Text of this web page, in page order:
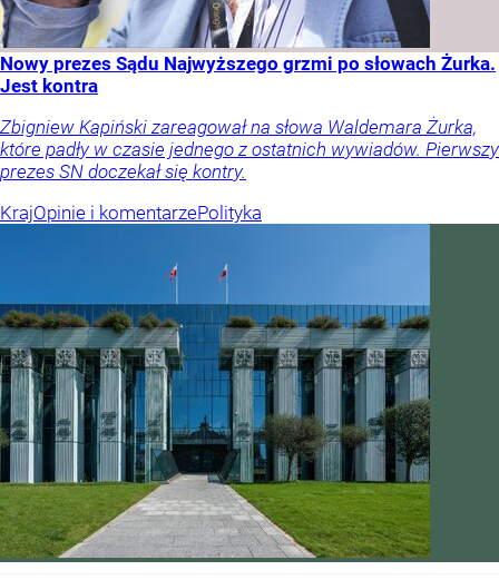
Nowy prezes Sądu Najwyższego grzmi po słowach Żurka.
Jest kontra
Zbigniew Kapiński zareagował na słowa Waldemara Żurka,
które padły w czasie jednego z ostatnich wywiadów. Pierwszy
prezes SN doczekał się kontry.
KrajOpinie i komentarzePolityka